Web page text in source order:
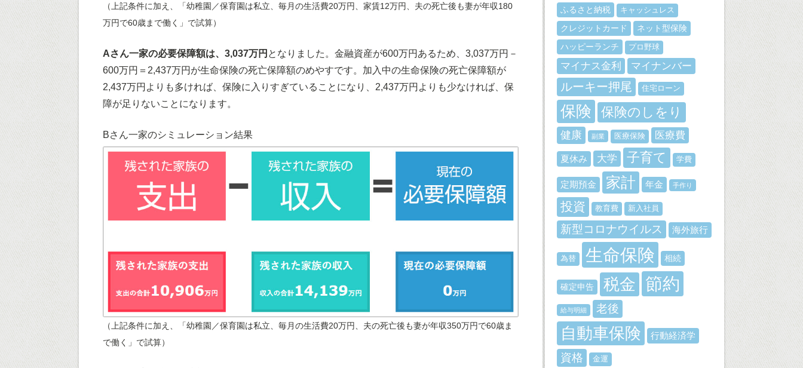
（上記条件に加え、「幼稚園／保育園は私立、毎月の生活費20万円、家賃12万円、夫の死亡後も妻が年収180
万円で60歳まで働く」で試算）
Aさん一家の必要保障額は、3,037万円 となりました。金融資産が600万円あるため、3,037万円－
600万円＝2,437万円が生命保険の死亡保障額のめやすです。加入中の生命保険の死亡保障額が
2,437万円よりも多ければ、保険に入りすぎていることになり、2,437万円よりも少なければ、保
障が足りないことになります。
Bさん一家のシミュレーション結果
（上記条件に加え、「幼稚園／保育園は私立、毎月の生活費20万円、夫の死亡後も妻が年収350万円で60歳ま
で働く」で試算）
ふるさと納税 キャッシュレス
クレジットカード
ネット型保険
ハッピーランチ
プロ野球
マイナス金利 マイナンバー
ルーキー押尾 住宅ローン
保険 保険のしをり
健康 副業 医療保険 医療費
夏休み 大学 子育て 学費
定期預金 家計 年金 手作り
投資 教育費 新入社員
新型コロナウイルス 海外旅行
為替 生命保険 相続
確定申告 税金 節約
給与明細 老後
自動車保険 行動経済学
資格 金運